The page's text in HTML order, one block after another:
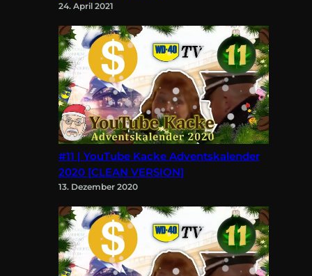
24. April 2021
#11 | YouTube Kacke Adventskalender
2020 [CLEAN VERSION]
13. Dezember 2020